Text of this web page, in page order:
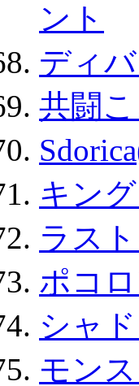
ント
ディ
共闘
キン
ラス
ポコ
シャ
モン